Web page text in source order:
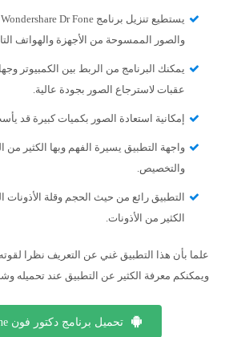
والصور الممسوحة من الأجهزة والهواتف
يمكنك البرنامج من الربط بين الكمبيوتر
عقبات لاسترجاع الصور بجودة عالية.
إمكانية استعادة الصور بكميات كبيرة قد
واجهة التطبيق يسيرة الفهم وبها الكثير من
والتخصيص.
التطبيق رائع من حيث الحجم وقلة الأذونات
الكثير من الأذونات.
علما بأن هذا التطبيق غني عن التعريف نظرا
ويمكنكم معرفة الكثير عن التطبيق عند تحميله
تحميل برنامج دكتور فون Doktor Fone